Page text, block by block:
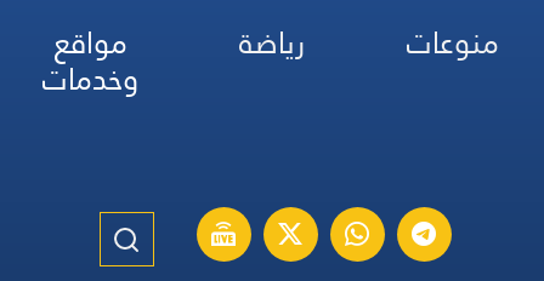
منوعات
رياضة مواقع
وخدمات